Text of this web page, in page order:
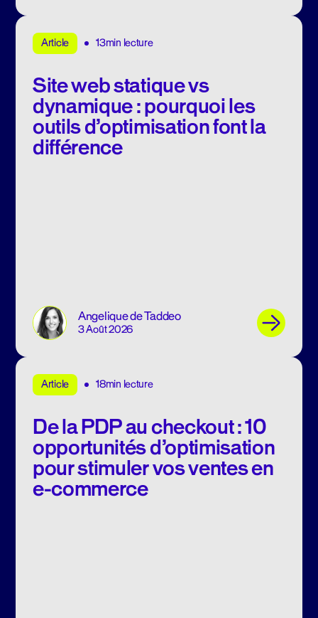
Article 13min lecture
Site web statique vs
dynamique : pourquoi les
outils d’optimisation font la
différence
Angelique de Taddeo
3 Août 2026
Article 18min lecture
De la PDP au checkout : 10
opportunités d’optimisation
pour stimuler vos ventes en
e-commerce